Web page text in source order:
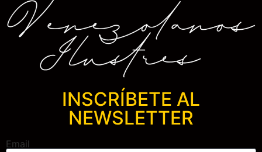
INSCRÍBETE AL
NEWSLETTER
Email